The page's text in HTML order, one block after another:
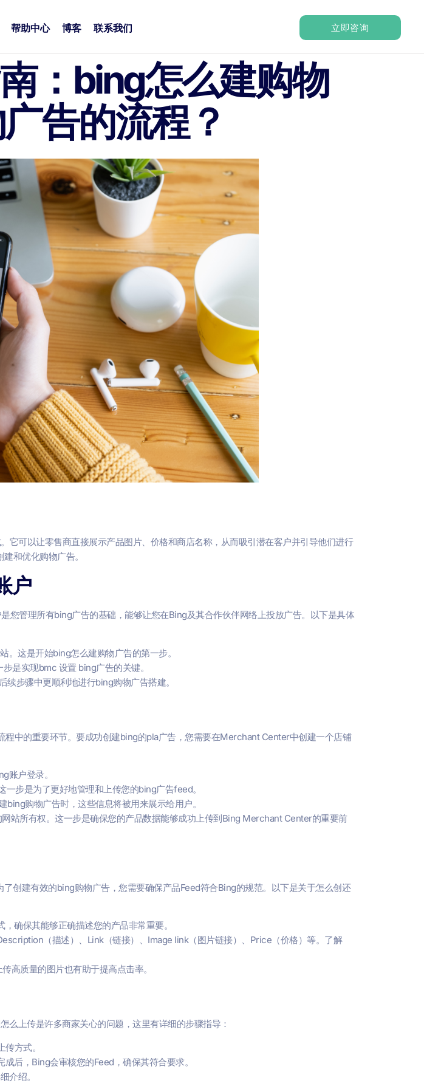
帮助中心 博客 联系我们 立即咨询
：bing怎么建购物
告的流程？
可以让零售商直接展示产品图片、价格和商店名称，从而吸引潜在客户并引导他们进行
和优化购物广告。
户
管理所有bing广告的基础，能够让您在Bing及其合作伙伴网络上投放广告。以下是具体
。这是开始bing怎么建购物广告的第一步。
是实现bmc 设置 bing广告的关键。
步骤中更顺利地进行bing购物广告搭建。
中的重要环节。要成功创建bing的pla广告，您需要在Merchant Center中创建一个店铺
账户登录。
步是为了更好地管理和上传您的bing广告feed。
购物广告时，这些信息将被用来展示给用户。
站所有权。这一步是确保您的产品数据能够成功上传到Bing Merchant Center的重要前
创建有效的bing购物广告，您需要确保产品Feed符合Bing的规范。以下是关于怎么创还
确保其能够正确描述您的产品非常重要。
（描述）、Link（链接）、Image link（图片链接）、Price（价格）等。了解
高质量的图片也有助于提高点击率。
上传是许多商家关心的问题，这里有详细的步骤指导：
方式。
后，Bing会审核您的Feed，确保其符合要求。
介绍。